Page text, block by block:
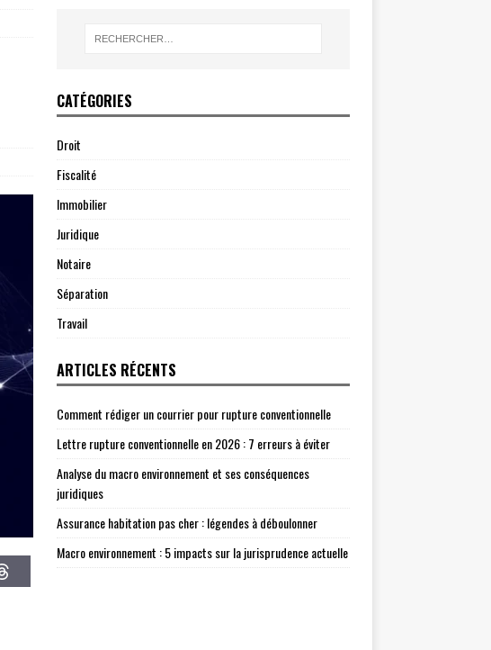
CATÉGORIES
Droit
Fiscalité
Immobilier
Juridique
Notaire
Séparation
Travail
ARTICLES RÉCENTS
Comment rédiger un courrier pour rupture conventionnelle
Lettre rupture conventionnelle en 2026 : 7 erreurs à éviter
Analyse du macro environnement et ses conséquences
juridiques
Assurance habitation pas cher : légendes à déboulonner
Macro environnement : 5 impacts sur la jurisprudence actuelle